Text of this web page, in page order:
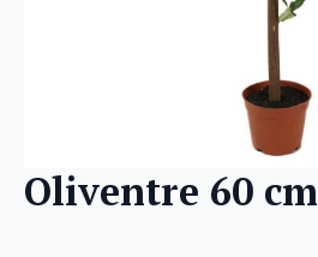
Oliventre 60 cm